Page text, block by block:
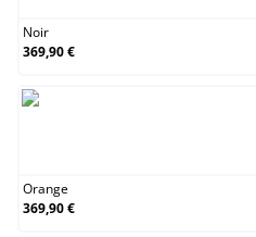
Noir
369,90 €
Orange
369,90 €